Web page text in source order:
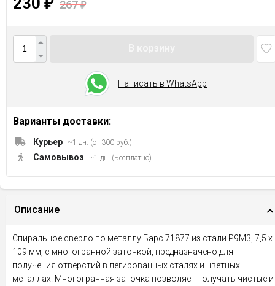
₽ 267₽
Написать в WhatsApp
Варианты доставки:
Курьер ~1 дн. (от 300 руб.)
Самовывоз ~1 дн. (Бесплатно)
Описание
Спиральное сверло по металлу Барс 71877 из стали P9M3, 7,5 х
109 мм, с многогранной заточкой, предназначено для
получения отверстий в легированных сталях и цветных
металлах. Многогранная заточка позволяет получать чистые и